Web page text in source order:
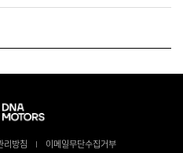
리방침 이메일무단수집거부